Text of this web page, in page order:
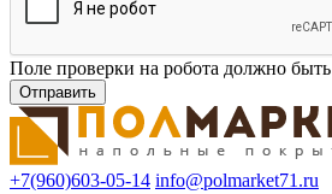
Поле проверки на робота должно
+7(960)603-05-14 info@polmarket71.ru